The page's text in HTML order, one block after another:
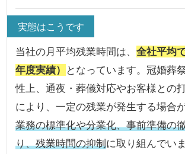
実態はこうです
当社の月平均残業時間は、全社平均
年度実績）
となっています。冠婚葬
性上、通夜・葬儀対応やお客様との
により、一定の残業が発生する場合
業務の標準化や分業化、事前準備の
り、残業時間の抑制に取り組んでい